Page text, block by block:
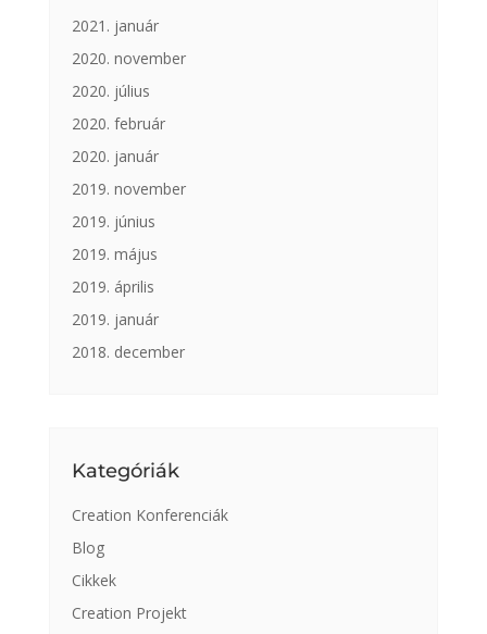
2021. január
2020. november
2020. július
2020. február
2020. január
2019. november
2019. június
2019. május
2019. április
2019. január
2018. december
Kategóriák
Creation Konferenciák
Blog
Cikkek
Creation Projekt